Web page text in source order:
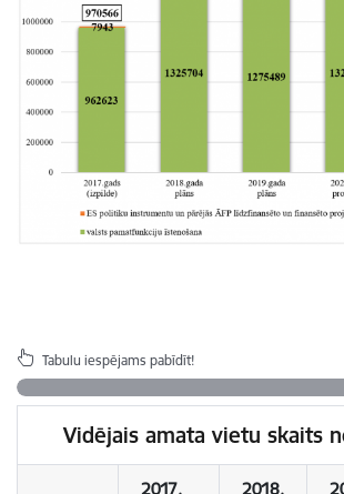
Tabulu iespējams pabīdīt!
Vidējais amata vietu skaits
2017. 2018.